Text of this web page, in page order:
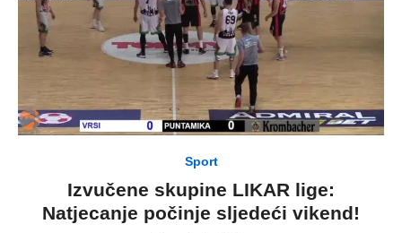
Sport
Izvučene skupine LIKAR lige:
Natjecanje počinje sljedeći vikend!